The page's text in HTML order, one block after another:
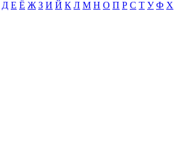
Д Е Ё Ж З И Й К Л М Н О П Р С Т У Ф Х